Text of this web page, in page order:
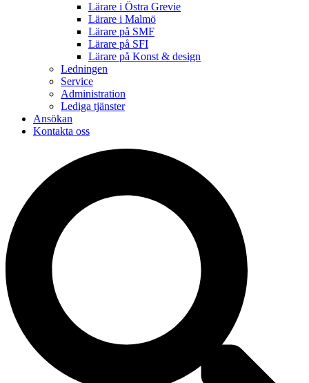
Lärare i Östra Grevie
Lärare i Malmö
Lärare på SMF
Lärare på SFI
Lärare på Konst & design
Ledningen
Service
Administration
Lediga tjänster
Ansökan
Kontakta oss